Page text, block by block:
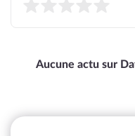
Aucune actu sur